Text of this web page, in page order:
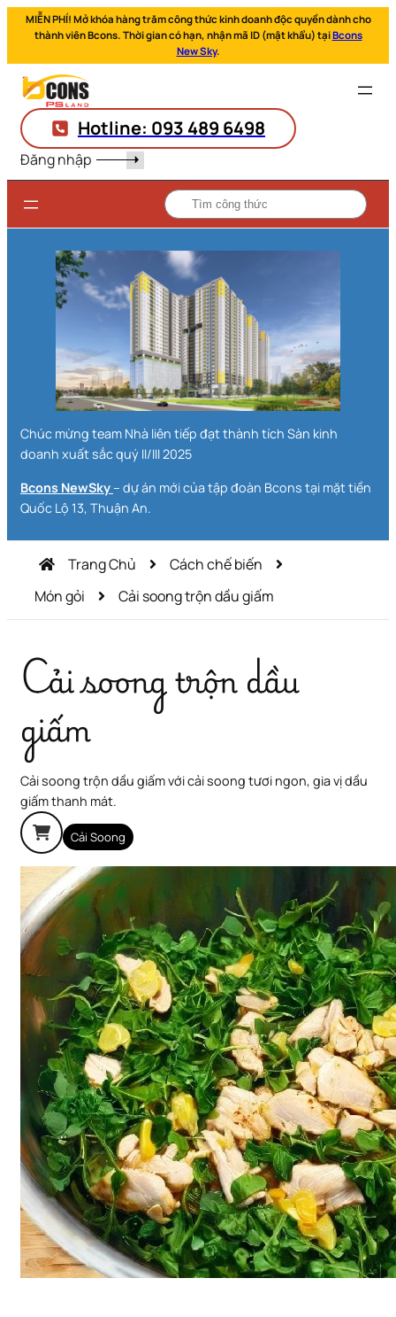
MIỄN PHÍ! Mở khóa hàng trăm công thức kinh doanh độc quyền dành cho
thành viên Bcons. Thời gian có hạn, nhận mã ID (mật khẩu) tạiBcons
New Sky.
Hotline: 093 489 6498
Đăng nhập
Chúc mừng team Nhà liên tiếp đạt thành tích Sàn kinh
doanh xuất sắc quý II/III 2025
Bcons NewSky– dự án mới của tập đoàn Bcons tại mặt tiền
Quốc Lộ 13, Thuận An.
Trang Chủ
Cách chế biến
Món gỏi
Cải soong trộn dầu giấm
Cải soong trộn dầu
giấm
Cải soong trộn dầu giấm với cải soong tươi ngon, gia vị dầu
giấm thanh mát.
Cải Soong